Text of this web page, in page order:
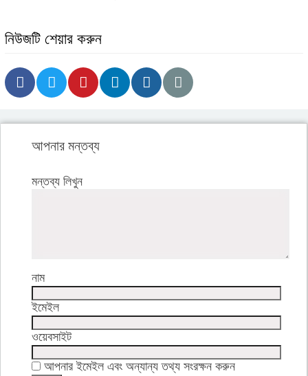
নিউজটি শেয়ার করুন
আপনার মন্তব্য
মন্তব্য লিখুন
নাম
ইমেইল
ওয়েবসাইট
আপনার ইমেইল এবং অন্যান্য তথ্য সংরক্ষন করুন